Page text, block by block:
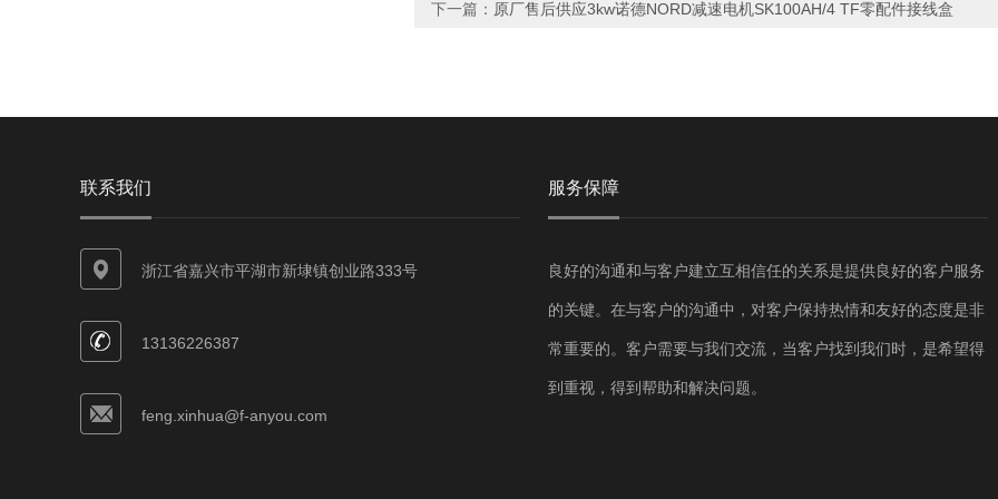
下一篇： 原厂售后供应3kw诺德NORD减速电机SK100AH/4 TF零配件接线盒
联系我们
浙江省嘉兴市平湖市新埭镇创业路333号
13136226387
feng.xinhua@f-anyou.com
服务保障
良好的沟通和与客户建立互相信任的关系是提供良好的客户服务
的关键。在与客户的沟通中，对客户保持热情和友好的态度是非
常重要的。客户需要与我们交流，当客户找到我们时，是希望得
到重视，得到帮助和解决问题。